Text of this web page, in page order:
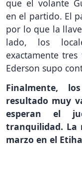
que el volante
en el partido. El
por lo que la
lado, los
exactamente
Ederson supo
Finalmente,
resultado muy
esperan el
tranquilidad. La
marzo en el